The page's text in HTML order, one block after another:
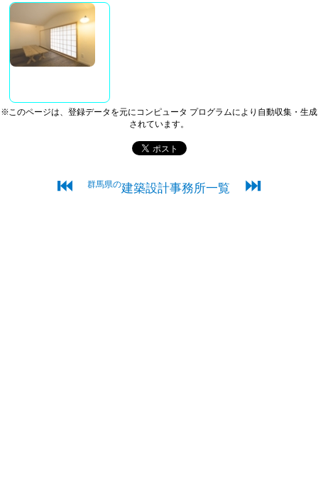
※このページは、登録データを元にコンピュータ プログラムにより自動収集・生成
されています。
⏮ 群馬県の建築設計事務所一覧 ⏭